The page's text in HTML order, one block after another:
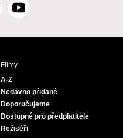
Y
u
Filmy
A-Z
Nedávno přidané
Doporučujeme
Dostupné pro předplatitele
Režiséři